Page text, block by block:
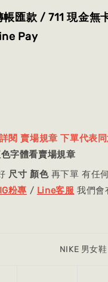
帳匯款 / 711 現金無
Pay
閱 賣場規章 下單代表
字體看賣場規章
尺寸 顏色再下單 有任
IG粉專 / Line客服 我們會
女鞋 尺寸